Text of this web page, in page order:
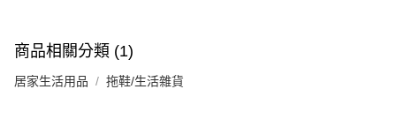
商品相關分類 (1)
居家生活用品 拖鞋/生活雜貨